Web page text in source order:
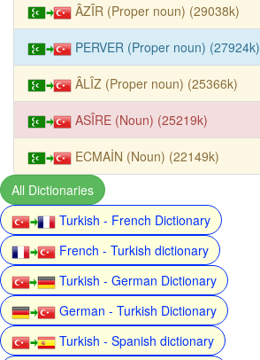
ÂZÎR (Proper noun) (29038k)
PERVER (Proper noun) (27924k)
ÂLÎZ (Proper noun) (25366k)
ASÎRE (Noun) (25219k)
ECMAİN (Noun) (22149k)
All Dictionaries
Turkish - French Dictionary
French - Turkish dictionary
Turkish - German Dictionary
German - Turkish Dictionary
Turkish - Spanish dictionary